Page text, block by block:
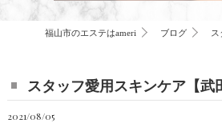
福山市のエステはameri ブログ ス
スタッフ愛用スキンケア【武
2021/08/05